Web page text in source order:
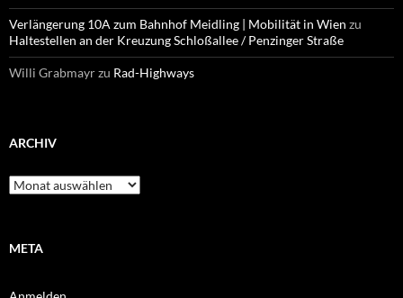
Verlängerung 10A zum Bahnhof Meidling | Mobilität in Wien zu
Haltestellen an der Kreuzung Schloßallee / Penzinger Straße
Willi Grabmayrzu Rad-Highways
ARCHIV
Archiv
META